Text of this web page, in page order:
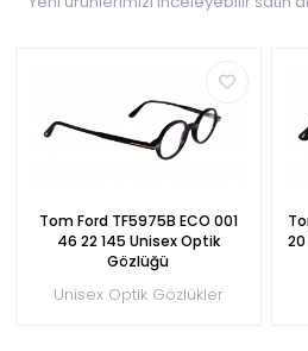
Tom Ford TF5975B ECO 001
46 22 145 Unisex Optik
Gözlüğü
Unisex Optik Gözlükler